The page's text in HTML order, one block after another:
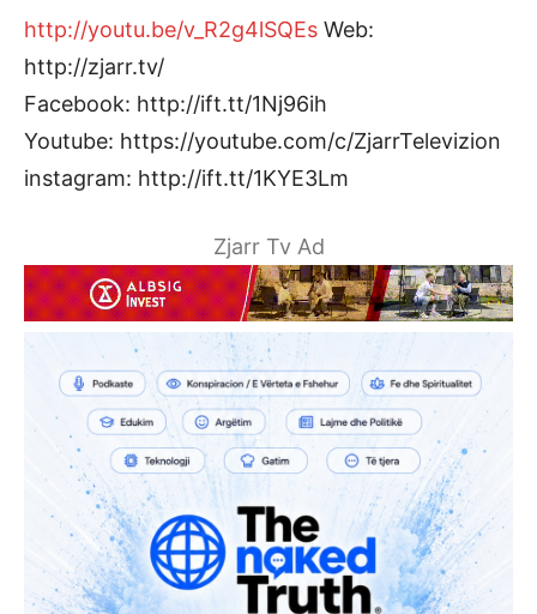
http://youtu.be/v_R2g4lSQEs Web:
http://zjarr.tv/
Facebook: http://ift.tt/1Nj96ih
Youtube: https://youtube.com/c/ZjarrTelevizion
instagram: http://ift.tt/1KYE3Lm
Zjarr Tv Ad